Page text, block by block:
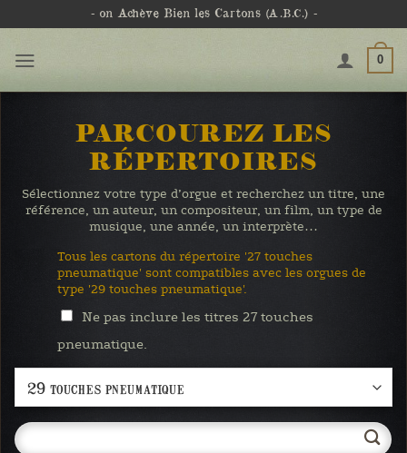
- on Achève Bien les Cartons (A.B.C.) -
0
PARCOUREZ LES
RÉPERTOIRES
Sélectionnez votre type d’orgue et recherchez un titre, une
référence, un auteur, un compositeur, un film, un type de
musique, une année, un interprète…
Tous les cartons du répertoire '27 touches
pneumatique' sont compatibles avec les orgues de
type '29 touches pneumatique'.
Ne pas inclure les titres 27 touches
pneumatique.